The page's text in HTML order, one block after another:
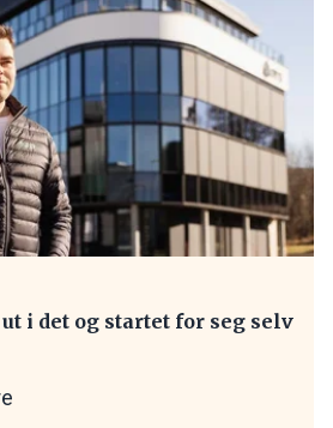
ut i det og startet for seg selv